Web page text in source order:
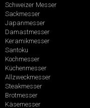
Schweizer Messer
Sackmesser
Japanmesser
Damastmesser
Keramikmesser
Santoku
Kochmesser
Küchenmesser
Allzweckmesser
Steakmesser
Brotmesser
Käsemesser